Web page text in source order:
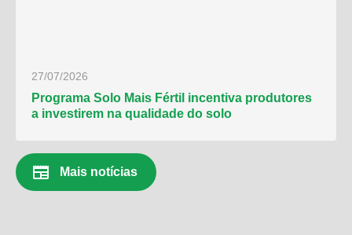
27/07/2026
Programa Solo Mais Fértil incentiva produtores
a investirem na qualidade do solo
newspaper Mais notícias